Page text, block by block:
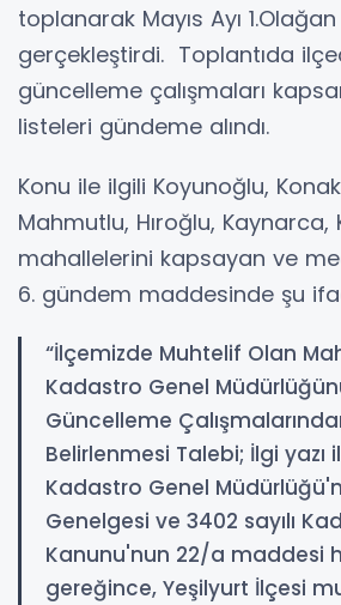
toplanarak Mayıs Ayı 1.Olağan
gerçekleştirdi. Toplantıda
güncelleme çalışmaları
listeleri gündeme alındı.
Konu ile ilgili Koyunoğlu,
Mahmutlu, Hıroğlu, Kaynarca,
mahallelerini kapsayan ve
6. gündem maddesinde şu
“İlçemizde Muhtelif Olan
Kadastro Genel
Güncelleme
Belirlenmesi Talebi; İlgi yazı
Kadastro Genel
Genelgesi ve 3402 sayılı
Kanunu'nun 22/a maddesi
gereğince, Yeşilyurt İlçesi